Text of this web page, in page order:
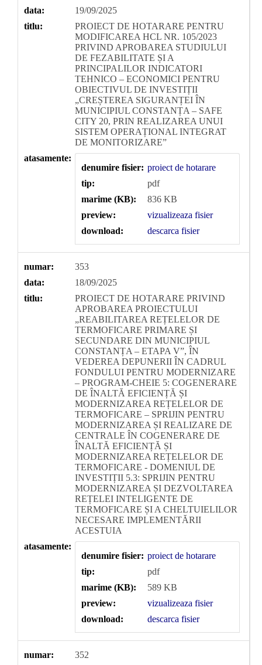
data:
19/09/2025
titlu:
PROIECT DE HOTARARE PENTRU
MODIFICAREA HCL NR. 105/2023
PRIVIND APROBAREA STUDIULUI
DE FEZABILITATE ȘI A
PRINCIPALILOR INDICATORI
TEHNICO – ECONOMICI PENTRU
OBIECTIVUL DE INVESTIȚII
„CREȘTEREA SIGURANȚEI ÎN
MUNICIPIUL CONSTANȚA – SAFE
CITY 20, PRIN REALIZAREA UNUI
SISTEM OPERAȚIONAL INTEGRAT
DE MONITORIZARE”
atasamente:
denumire fisier: proiect de hotarare
tip:
pdf
marime (KB):
836 KB
preview:
vizualizeaza fisier
download:
descarca fisier
numar:
353
data:
18/09/2025
titlu:
PROIECT DE HOTARARE PRIVIND
APROBAREA PROIECTULUI
„REABILITAREA REȚELELOR DE
TERMOFICARE PRIMARE ȘI
SECUNDARE DIN MUNICIPIUL
CONSTANȚA – ETAPA V”, ÎN
VEDEREA DEPUNERII ÎN CADRUL
FONDULUI PENTRU MODERNIZARE
– PROGRAM-CHEIE 5: COGENERARE
DE ÎNALTĂ EFICIENȚĂ ȘI
MODERNIZAREA REȚELELOR DE
TERMOFICARE – SPRIJIN PENTRU
MODERNIZAREA ȘI REALIZARE DE
CENTRALE ÎN COGENERARE DE
ÎNALTĂ EFICIENȚĂ ȘI
MODERNIZAREA REȚELELOR DE
TERMOFICARE - DOMENIUL DE
INVESTIȚII 5.3: SPRIJIN PENTRU
MODERNIZAREA ȘI DEZVOLTAREA
REȚELEI INTELIGENTE DE
TERMOFICARE ȘI A CHELTUIELILOR
NECESARE IMPLEMENTĂRII
ACESTUIA
atasamente:
denumire fisier: proiect de hotarare
tip:
pdf
marime (KB):
589 KB
preview:
vizualizeaza fisier
download:
descarca fisier
numar:
352